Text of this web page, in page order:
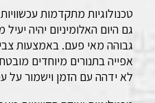
טכנולוגיות מתקדמות
גם היום האלומיניום יהיה
גבוהה מאי פעם. באמצעות
אפייה בתנורים מיוחדים
לא ידהה עם הזמן וישמור על